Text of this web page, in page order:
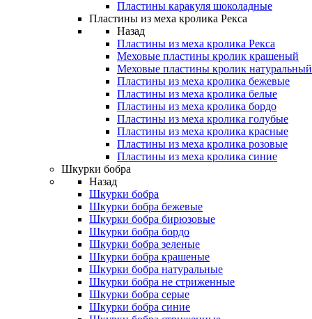
Пластины каракуля шоколадные
Пластины из меха кролика Рекса
Назад
Пластины из меха кролика Рекса
Меховые пластины кролик крашеный
Меховые пластины кролик натуральный
Пластины из меха кролика бежевые
Пластины из меха кролика белые
Пластины из меха кролика бордо
Пластины из меха кролика голубые
Пластины из меха кролика красные
Пластины из меха кролика розовые
Пластины из меха кролика синие
Шкурки бобра
Назад
Шкурки бобра
Шкурки бобра бежевые
Шкурки бобра бирюзовые
Шкурки бобра бордо
Шкурки бобра зеленые
Шкурки бобра крашеные
Шкурки бобра натуральные
Шкурки бобра не стриженные
Шкурки бобра серые
Шкурки бобра синие